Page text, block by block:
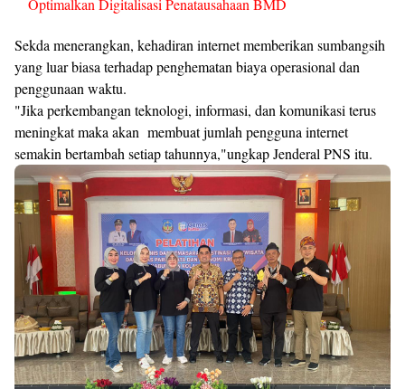
Optimalkan Digitalisasi Penatausahaan BMD
Sekda menerangkan, kehadiran internet memberikan sumbangsih
yang luar biasa terhadap penghematan biaya operasional dan
penggunaan waktu.
"Jika perkembangan teknologi, informasi, dan komunikasi terus
meningkat maka akan membuat jumlah pengguna internet
semakin bertambah setiap tahunnya,"ungkap Jenderal PNS itu.